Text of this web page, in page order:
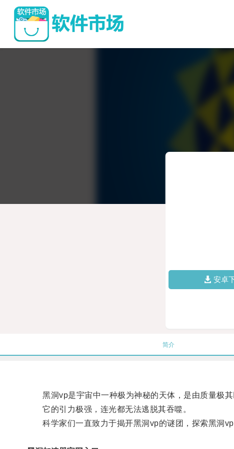
安卓
简介
黑洞vp是宇宙中一种极为神秘的天体，是由质量极其
它的引力极强，连光都无法逃脱其吞噬。
科学家们一直致力于揭开黑洞vp的谜团，探索黑洞vp